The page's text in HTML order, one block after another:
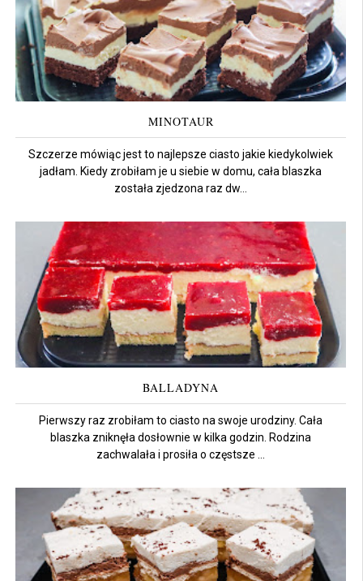
MINOTAUR
Szczerze mówiąc jest to najlepsze ciasto jakie kiedykolwiek
jadłam. Kiedy zrobiłam je u siebie w domu, cała blaszka
została zjedzona raz dw...
BALLADYNA
Pierwszy raz zrobiłam to ciasto na swoje urodziny. Cała
blaszka zniknęła dosłownie w kilka godzin. Rodzina
zachwalała i prosiła o częstsze ...